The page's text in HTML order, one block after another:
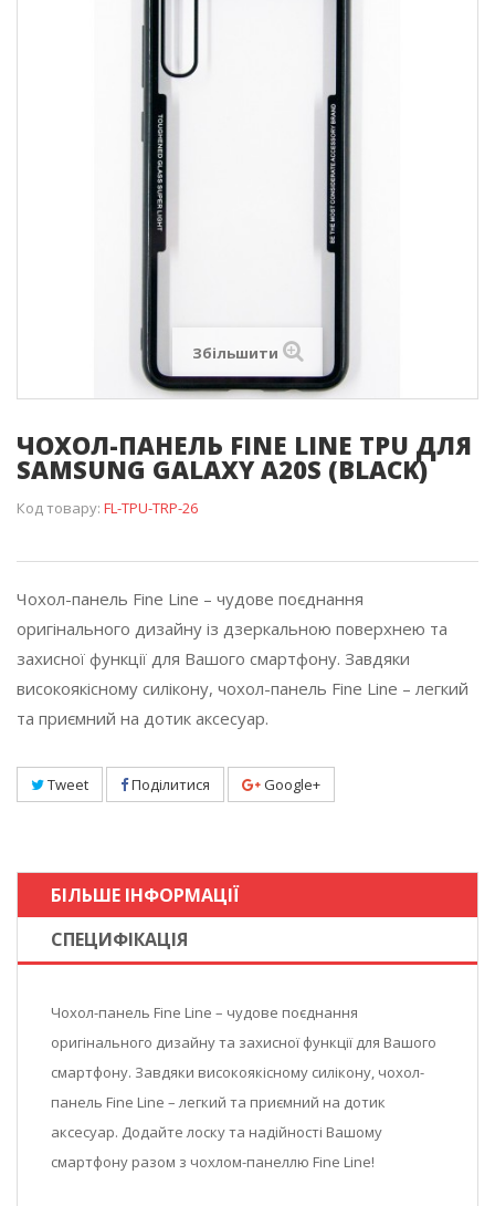
Збільшити
ЧОХОЛ-ПАНЕЛЬ FINE LINE TPU ДЛЯ
SAMSUNG GALAXY A20S (BLACK)
Код товару: FL-TPU-TRP-26
Чохол-панель Fine Line – чудове поєднання
оригінального дизайну із дзеркальною поверхнею та
захисної функції для Вашого смартфону. Завдяки
високоякісному силікону, чохол-панель Fine Line – легкий
та приємний на дотик аксесуар.
Tweet Поділитися Google+
БІЛЬШЕ ІНФОРМАЦІЇ
СПЕЦИФІКАЦІЯ
Чохол-панель Fine Line – чудове поєднання
оригінального дизайну та захисної функції для Вашого
смартфону. Завдяки високоякісному силікону, чохол-
панель Fine Line – легкий та приємний на дотик
аксесуар. Додайте лоску та надійності Вашому
смартфону разом з чохлом-панеллю Fine Line!